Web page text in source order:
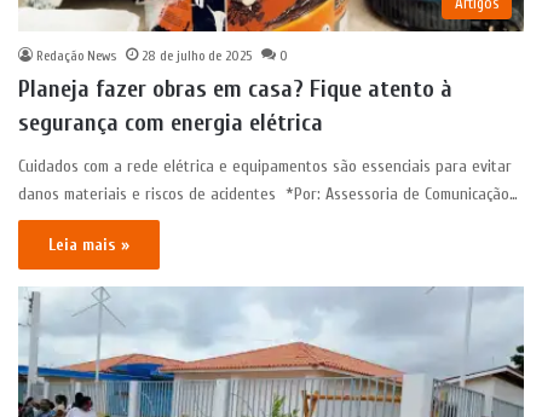
Redação News 28 de julho de 2025 0
Planeja fazer obras em casa? Fique atento à
segurança com energia elétrica
Cuidados com a rede elétrica e equipamentos são essenciais para evitar
danos materiais e riscos de acidentes *Por: Assessoria de Comunicação…
Leia mais »